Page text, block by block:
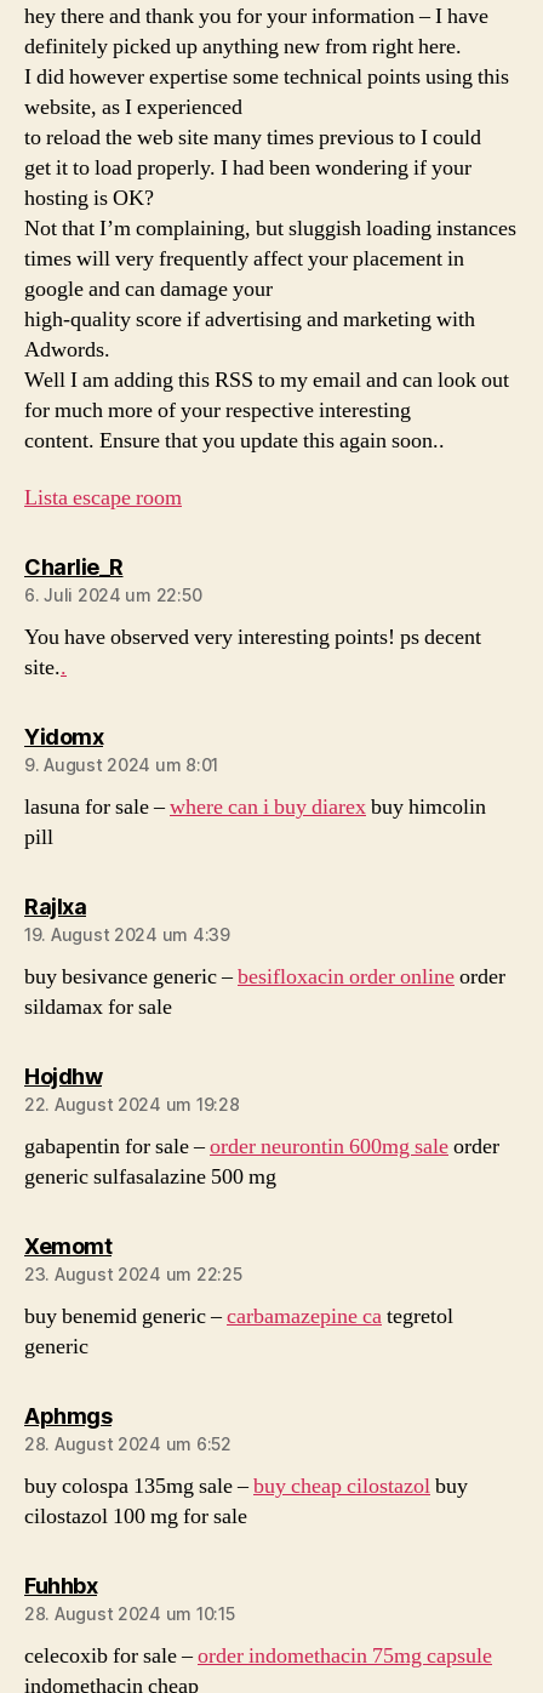
hey there and thank you for your information – I have
definitely picked up anything new from right here.
I did however expertise some technical points using this
website, as I experienced
to reload the web site many times previous to I could
get it to load properly. I had been wondering if your
hosting is OK?
Not that I’m complaining, but sluggish loading instances
times will very frequently affect your placement in
google and can damage your
high-quality score if advertising and marketing with
Adwords.
Well I am adding this RSS to my email and can look out
for much more of your respective interesting
content. Ensure that you update this again soon..
Lista escape room
Charlie_Rsagt:
6. Juli 2024 um 22:50
You have observed very interesting points! ps decent
site..
Yidomxsagt:
9. August 2024 um 8:01
lasuna for sale –where can i buy diarexbuy himcolin
pill
Rajlxasagt:
19. August 2024 um 4:39
buy besivance generic –besifloxacin order onlineorder
sildamax for sale
Hojdhwsagt:
22. August 2024 um 19:28
gabapentin for sale –order neurontin 600mg saleorder
generic sulfasalazine 500 mg
Xemomtsagt:
23. August 2024 um 22:25
buy benemid generic –carbamazepine categretol
generic
Aphmgssagt:
28. August 2024 um 6:52
buy colospa 135mg sale –buy cheap cilostazolbuy
cilostazol 100 mg for sale
Fuhhbxsagt:
28. August 2024 um 10:15
celecoxib for sale –order indomethacin 75mg capsule
indomethacin cheap